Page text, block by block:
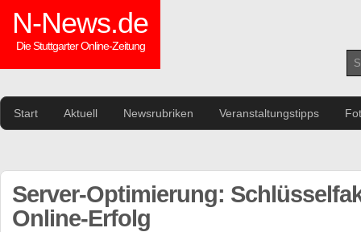
N-News.de
Die Stuttgarter Online-Zeitung
Start Aktuell Newsrubriken Veranstaltungstipps
Server-Optimierung:
Online-Erfolg